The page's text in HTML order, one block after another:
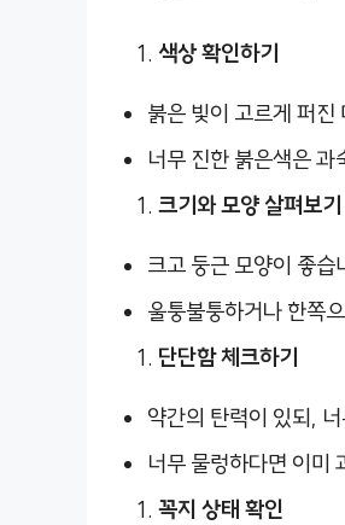
색상 확인하기
붉은 빛이 고르게 퍼진
너무 진한 붉은색은
크기와 모양 살펴보기
크고 둥근 모양이 좋습
울퉁불퉁하거나 한쪽
단단함 체크하기
약간의 탄력이 있되,
너무 물렁하다면 이미
꼭지 상태 확인